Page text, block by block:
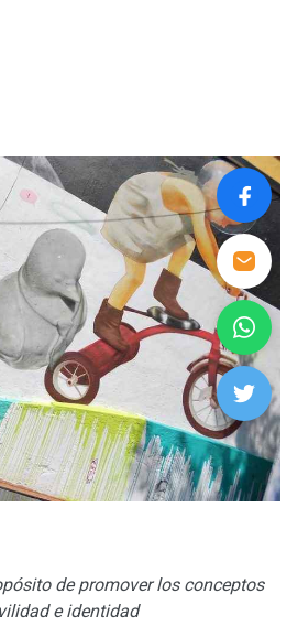
de promover los conceptos
e identidad